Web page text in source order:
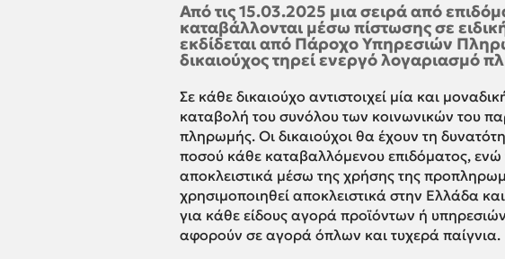
Από τις 15.03.2025 μια σειρά από
καταβάλλονται μέσω πίστωσης σε
εκδίδεται από Πάροχο Υπηρεσιών
δικαιούχος τηρεί ενεργό λογαριασμό
Σε κάθε δικαιούχο αντιστοιχεί μία και
καταβολή του συνόλου των κοινωνικών του
πληρωμής. Οι δικαιούχοι θα έχουν τη
ποσού κάθε καταβαλλόμενου επιδόματος,
αποκλειστικά μέσω της χρήσης της
χρησιμοποιηθεί αποκλειστικά στην Ελλάδα
για κάθε είδους αγορά προϊόντων ή
αφορούν σε αγορά όπλων και τυχερά παίγνια.